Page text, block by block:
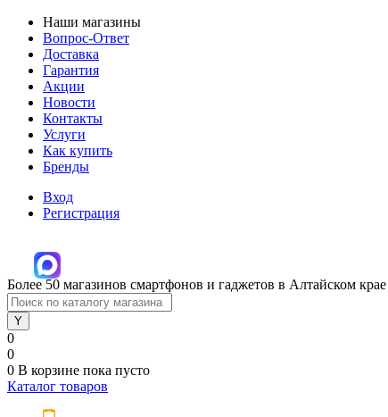
Наши магазины
Вопрос-Ответ
Доставка
Гарантия
Акции
Новости
Контакты
Услуги
Как купить
Бренды
Вход
Регистрация
Более 50 магазинов смартфонов и гаджетов в Алтайском крае
0
0
0 В корзине пока пусто
Каталог товаров